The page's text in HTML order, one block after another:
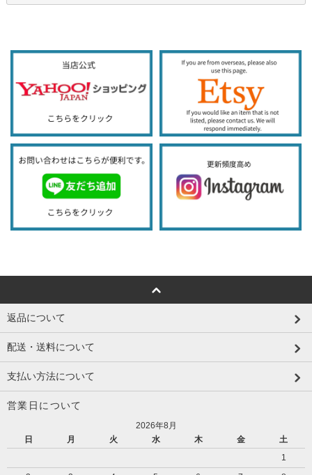
返品について
配送・送料について
支払い方法について
営業日について
2026年8月
日
月 火 水 木 金
土
1